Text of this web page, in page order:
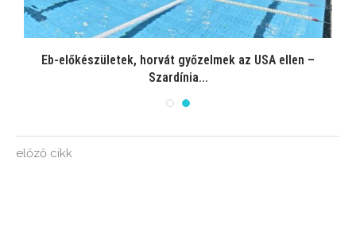
Eb-előkészületek, horvát győzelmek az USA ellen –
Szardínia...
előző cikk